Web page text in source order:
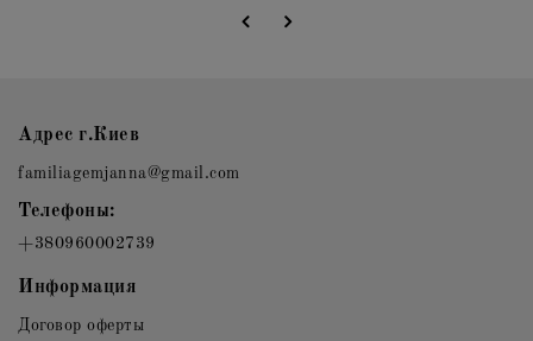
Адрес г.Киев
familiagemjanna@gmail.com
Телефоны:
+380960002739
Информация
Договор оферты